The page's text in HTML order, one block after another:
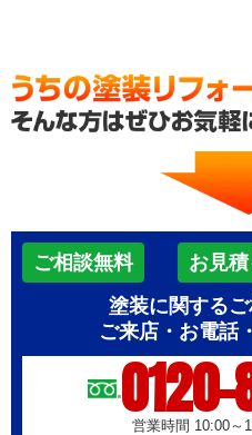
ご相談無料 お見
塗装に関する
ご来店・お電話
営業時間 10:00～